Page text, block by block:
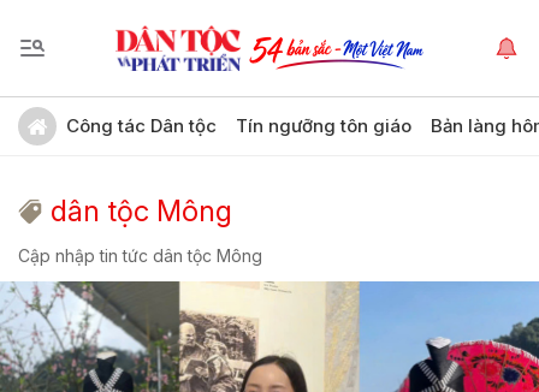
Công tác Dân tộc Tín ngưỡng tôn giáo Bản làng
dân tộc Mông
Cập nhập tin tức dân tộc Mông